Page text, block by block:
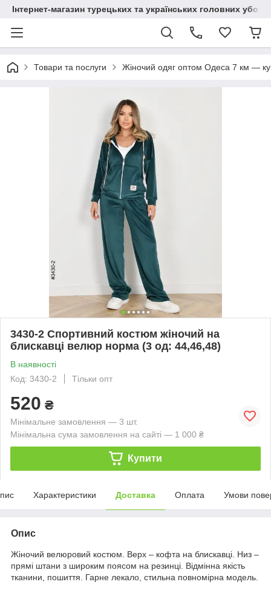
Інтернет-магазин турецьких та українських головних
Товари та послуги Жіночий одяг оптом Одеса 7 км —
3430-2 Спортивний костюм жіночий на
блискавці велюр норма (3 од: 44,46,48)
В наявності
Код: 3430-2
Тільки опт
520 ₴
Мінімальне замовлення — 3 шт.
Мінімальна сума замовлення на сайті — 1 000 ₴
Купити
Характеристики Доставка Оплата Умови
Опис
Жіночий велюровий костюм. Верх – кофта на блискавці. Низ –
прямі штани з широким поясом на резинці. Відмінна якість
тканини, пошиття. Гарне лекало, стильна повномірна модель.